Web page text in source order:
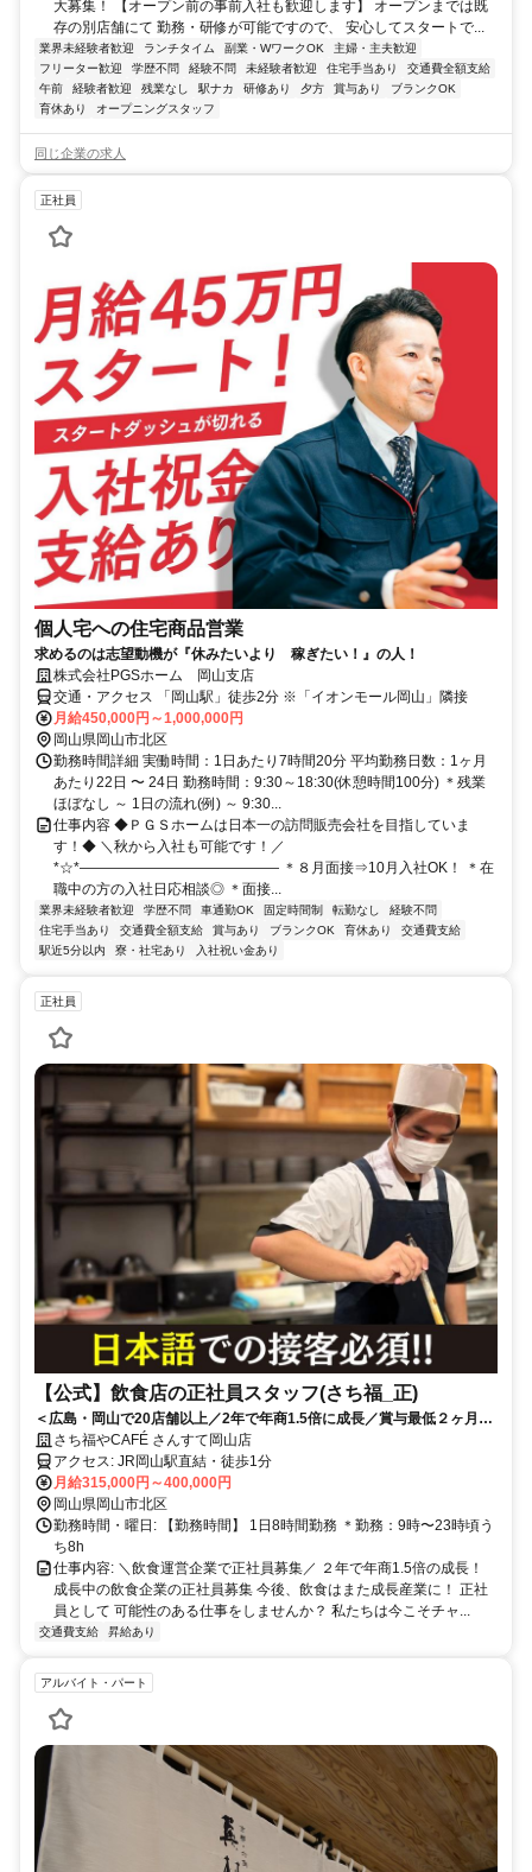
大募集！ 【オープン前の事前入社も歓迎します】 オープンまでは既
存の別店舗にて 勤務・研修が可能ですので、 安心してスタートで...
業界未経験者歓迎 ランチタイム 副業・WワークOK
主婦・主夫歓迎
フリーター歓迎
学歴不問 経験不問 未経験者歓迎 住宅手当あり
交通費全額支給
午前
経験者歓迎 残業なし 駅ナカ 研修あり 夕方 賞与あり
ブランクOK
育休あり
オープニングスタッフ
同じ企業の求人
正社員
個人宅への住宅商品営業
求めるのは志望動機が『休みたいより 稼ぎたい！』の人！
株式会社PGSホーム 岡山支店
交通・アクセス 「岡山駅」徒歩2分 ※「イオンモール岡山」隣接
月給450,000円～1,000,000円
岡山県岡山市北区
勤務時間詳細 実働時間：1日あたり7時間20分 平均勤務日数：1ヶ月
あたり22日 〜 24日 勤務時間：9:30～18:30(休憩時間100分) ＊残業
ほぼなし ～ 1日の流れ(例) ～ 9:30...
仕事内容 ◆ＰＧＳホームは日本一の訪問販売会社を目指していま
す！◆ ＼秋から入社も可能です！／
*☆*―――――――――――――― ＊８月面接⇒10月入社OK！ ＊在
職中の方の入社日応相談◎ ＊面接...
業界未経験者歓迎 学歴不問 車通勤OK 固定時間制 転勤なし
経験不問
住宅手当あり
交通費全額支給 賞与あり ブランクOK 育休あり
交通費支給
駅近5分以内
寮・社宅あり 入社祝い金あり
正社員
【公式】飲食店の正社員スタッフ(さち福_正)
＜広島・岡山で20店舗以上／2年で年商1.5倍に成長／賞与最低２ヶ月＋
業績給＞住宅手当・家族手当あり／他業界の方も多数活躍中
さち福やCAFÉ さんすて岡山店
アクセス: JR岡山駅直結・徒歩1分
月給315,000円～400,000円
岡山県岡山市北区
勤務時間・曜日: 【勤務時間】 1日8時間勤務 ＊勤務：9時〜23時頃う
ち8h
仕事内容: ＼飲食運営企業で正社員募集／ ２年で年商1.5倍の成長！
成長中の飲食企業の正社員募集 今後、飲食はまた成長産業に！ 正社
員として 可能性のある仕事をしませんか？ 私たちは今こそチャ...
交通費支給 昇給あり
アルバイト・パート